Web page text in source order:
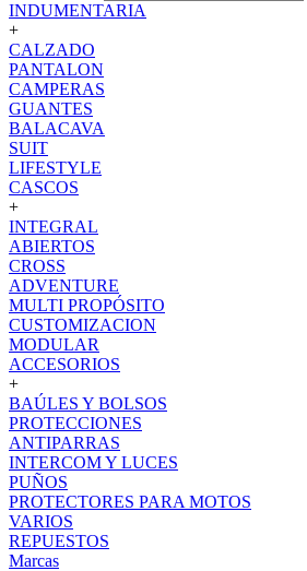
INDUMENTARIA
+
CALZADO
PANTALON
CAMPERAS
GUANTES
BALACAVA
SUIT
LIFESTYLE
CASCOS
+
INTEGRAL
ABIERTOS
CROSS
ADVENTURE
MULTI PROPÓSITO
CUSTOMIZACION
MODULAR
ACCESORIOS
+
BAÚLES Y BOLSOS
PROTECCIONES
ANTIPARRAS
INTERCOM Y LUCES
PUÑOS
PROTECTORES PARA MOTOS
VARIOS
REPUESTOS
Marcas